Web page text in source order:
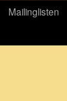
Mailinglisten